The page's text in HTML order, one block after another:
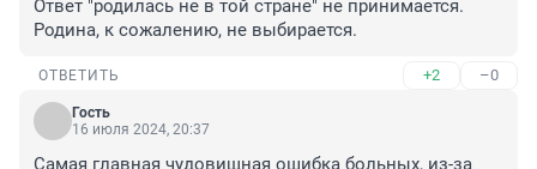
Ответ "родилась не в той стране" не принимается.
Родина, к сожалению, не выбирается.
ОТВЕТИТЬ +2 –0
Гость
16 июля 2024, 20:37
Самая главная чудовищная ошибка больных, из-за